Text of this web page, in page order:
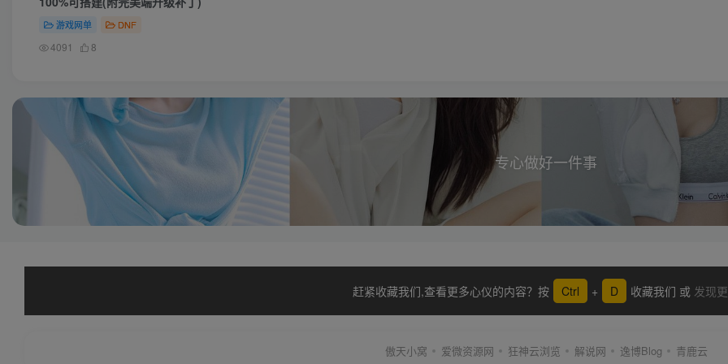
游戏网单 DNF
4091 8
专心做好一件事
赶紧收藏我们,查看更多心仪的内容？按 Ctrl + D 收藏我们 或 发现
傲天小窝 爱微资源网 狂神云浏览 解说网 逸博Blog 青鹿云